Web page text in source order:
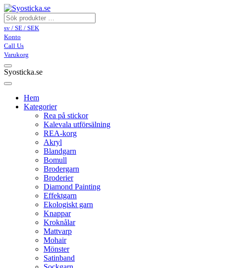
sv / SE / SEK
Konto
Call Us
Varukorg
Syosticka.se
Hem
Kategorier
Rea på stickor
Kalevala utförsälning
REA-korg
Akryl
Blandgarn
Bomull
Brodergarn
Broderier
Diamond Painting
Effektgarn
Ekologiskt garn
Knappar
Kroknålar
Mattvarp
Mohair
Mönster
Satinband